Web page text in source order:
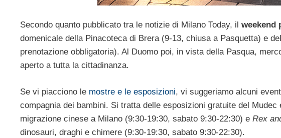
Secondo quanto pubblicato tra le notizie di Milano Today, il weekend
domenicale della Pinacoteca di Brera (9-13, chiusa a Pasquetta) e
prenotazione obbligatoria). Al Duomo poi, in vista della Pasqua,
aperto a tutta la cittadinanza.
Se vi piacciono le mostre e le esposizioni, vi suggeriamo alcuni
compagnia dei bambini. Si tratta delle esposizioni gratuite del Mudec
migrazione cinese a Milano (9:30-19:30, sabato 9:30-22:30) e Rex
dinosauri, draghi e chimere (9:30-19:30, sabato 9:30-22:30).